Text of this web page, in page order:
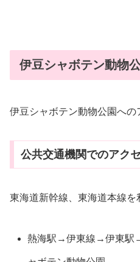
伊豆シャボテン動物
伊豆シャボテン動物公園への
公共交通機関でのアク
東海道新幹線、東海道本線を
熱海駅→伊東線→伊東駅